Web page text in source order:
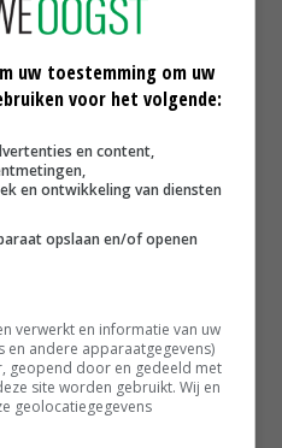
die in het
Ook zij lopen straks
aan', verwacht hij.
toen dit project in 2017
kans voor de boeren
kans voor de hele
leefbaar te houden. Maar
als naam Proeftuin
blijkt dat het niet
zijn en er een punt
beginnen levert
resultaat op. Mijn advies
vanaf het begin mee en
uw toestemming om uw
voor het volgende:
en content,
en ontwikkeling van diensten
opslaan en/of openen
verwerkt en informatie van uw
en andere apparaatgegevens)
geopend door en gedeeld met
site worden gebruikt. Wij en
geolocatiegegevens